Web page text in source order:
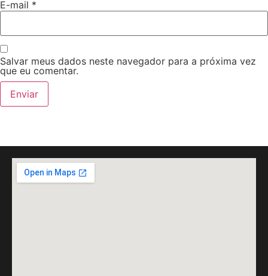
E-mail *
Salvar meus dados neste navegador para a próxima vez
que eu comentar.